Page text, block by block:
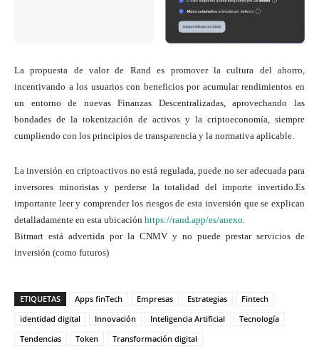
La propuesta de valor de Rand es promover la cultura del ahorro,
incentivando a los usuarios con beneficios por acumular rendimientos en
un entorno de nuevas Finanzas Descentralizadas, aprovechando las
bondades de la tokenización de activos y la criptoeconomía, siempre
cumpliendo con los principios de transparencia y la normativa aplicable.
La inversión en criptoactivos no está regulada, puede no ser adecuada para
inversores minoristas y perderse la totalidad del importe invertido.Es
importante leer y comprender los riesgos de esta inversión que se explican
detalladamente en esta ubicación https://rand.app/es/anexo.
Bitmart está advertida por la CNMV y no puede prestar servicios de
inversión (como futuros)
ETIQUETAS Apps finTech Empresas Estrategias
Fintech
identidad digital
Innovación Inteligencia Artificial
Tecnología
Tendencias
Token Transformación digital